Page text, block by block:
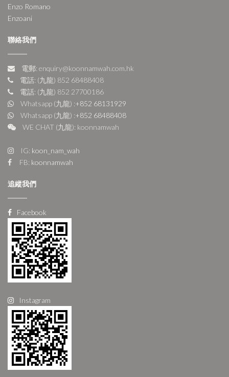
Enzo Romano
Enzoani
聯絡我們
電郵: enquiry@koonnamwah.com.hk
電話: (九龍) 852 68488408
電話: (九龍) 852 27700186
Whatsapp (九龍) :+852 68131929
Whatsapp (九龍) :+852 68488408
WE CHAT (九龍): koonnamwah
IG: koon_nam_wah
FB: koonnamwah
追縱我們
Facebook
Instagram